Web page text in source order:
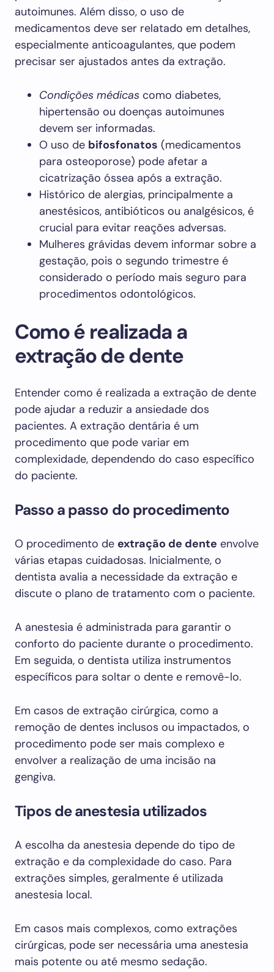
autoimunes. Além disso, o uso de
medicamentos deve ser relatado em detalhes,
especialmente anticoagulantes, que podem
precisar ser ajustados antes da extração.
Condições médicas como diabetes,
hipertensão ou doenças autoimunes
devem ser informadas.
O uso de bifosfonatos (medicamentos
para osteoporose) pode afetar a
cicatrização óssea após a extração.
Histórico de alergias, principalmente a
anestésicos, antibióticos ou analgésicos, é
crucial para evitar reações adversas.
Mulheres grávidas devem informar sobre a
gestação, pois o segundo trimestre é
considerado o período mais seguro para
procedimentos odontológicos.
Como é realizada a
extração de dente
Entender como é realizada a extração de dente
pode ajudar a reduzir a ansiedade dos
pacientes. A extração dentária é um
procedimento que pode variar em
complexidade, dependendo do caso específico
do paciente.
Passo a passo do procedimento
O procedimento de extração de dente envolve
várias etapas cuidadosas. Inicialmente, o
dentista avalia a necessidade da extração e
discute o plano de tratamento com o paciente.
A anestesia é administrada para garantir o
conforto do paciente durante o procedimento.
Em seguida, o dentista utiliza instrumentos
específicos para soltar o dente e removê-lo.
Em casos de extração cirúrgica, como a
remoção de dentes inclusos ou impactados, o
procedimento pode ser mais complexo e
envolver a realização de uma incisão na
gengiva.
Tipos de anestesia utilizados
A escolha da anestesia depende do tipo de
extração e da complexidade do caso. Para
extrações simples, geralmente é utilizada
anestesia local.
Em casos mais complexos, como extrações
cirúrgicas, pode ser necessária uma anestesia
mais potente ou até mesmo sedação.